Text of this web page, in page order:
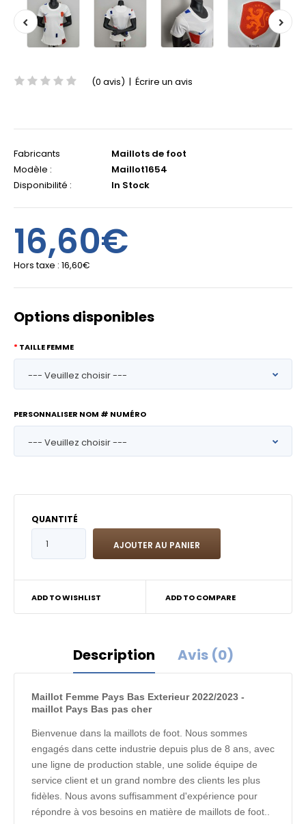
(0 avis) | Écrire un avis
Fabricants
Maillots de foot
Modèle :
Maillot1654
Disponibilité :
In Stock
16,60€
Hors taxe : 16,60€
Options disponibles
TAILLE FEMME
PERSONNALISER NOM # NUMÉRO
QUANTITÉ
ADD TO WISHLIST ADD TO COMPARE
Description Avis (0)
Maillot Femme Pays Bas Exterieur 2022/2023 -
maillot Pays Bas pas cher
Bienvenue dans la maillots de foot. Nous sommes
engagés dans cette industrie depuis plus de 8 ans, avec
une ligne de production stable, une solide équipe de
service client et un grand nombre des clients les plus
fidèles. Nous avons suffisamment d'expérience pour
répondre à vos besoins en matière de maillots de foot..